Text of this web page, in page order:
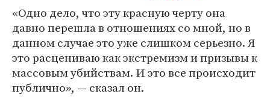
«Одно дело, что эту красную черту она
давно перешла в отношениях со мной, но в
данном случае это уже слишком серьезно. Я
это расцениваю как экстремизм и призывы к
массовым убийствам. И это все происходит
публично», — сказал он.